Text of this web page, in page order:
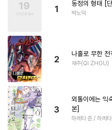
1
동정의 형태 [
박노덕
2
나홀로 무한
재주(QI ZHOU)
3
외톨이에는 익
본]
하레타 준 / 하레